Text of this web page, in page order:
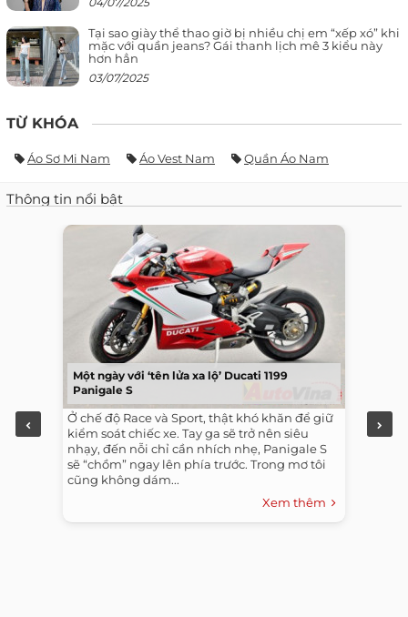
Tại sao giày thể thao giờ bị nhiều chị em “xếp xó” khi
mặc với quần jeans? Gái thanh lịch mê 3 kiểu này
hơn hẳn
03/07/2025
TỪ KHÓA
Áo Sơ Mi Nam Áo Vest Nam Quần Áo Nam
Thông tin nổi bật
Một ngày với ‘tên lửa xa lộ’ Ducati 1199
Panigale S
Ở chế độ Race và Sport, thật khó khăn để giữ
kiểm soát chiếc xe. Tay ga sẽ trở nên siêu
nhạy, đến nỗi chỉ cần nhích nhẹ, Panigale S
sẽ “chồm” ngay lên phía trước. Trong mơ tôi
cũng không dám...
Xem thêm